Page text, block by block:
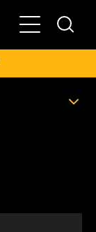
Увімкнути/